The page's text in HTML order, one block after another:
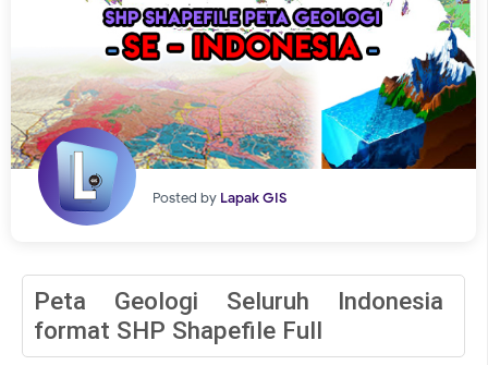
Posted by Lapak GIS
Peta Geologi Seluruh Indonesia
format SHP Shapefile Full